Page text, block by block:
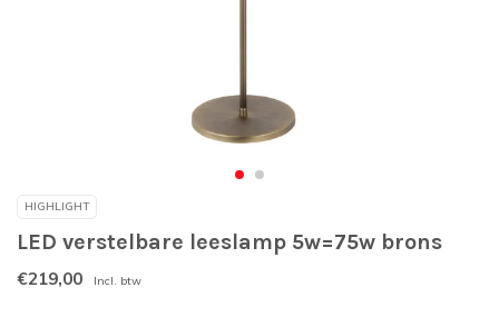
HIGHLIGHT
LED verstelbare leeslamp 5w=75w brons
€219,00 Incl. btw